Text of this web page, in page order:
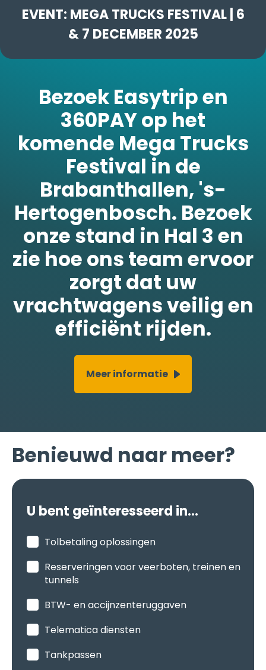
& 7 DECEMBER 2025
Bezoek Easytrip en
360PAY op het
komende Mega Trucks
Festival in de
Brabanthallen, 's-
Hertogenbosch. Bezoek
onze stand in Hal 3 en
zie hoe ons team ervoor
zorgt dat uw
vrachtwagens veilig en
efficiënt rijden.
Meer informatie
Benieuwd naar meer?
Reserveringen voor veerboten, treinen en
tunnels
Telematica diensten
Parkeerbetaling